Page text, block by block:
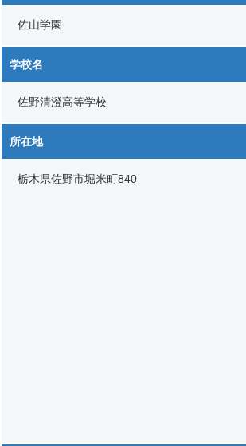
佐山学園
学校名
佐野清澄高等学校
所在地
栃木県佐野市堀米町840